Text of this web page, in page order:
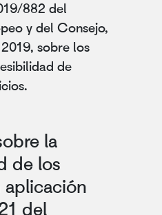
882 del
y del Consejo,
sobre los
de
la
de los
aplicación
del